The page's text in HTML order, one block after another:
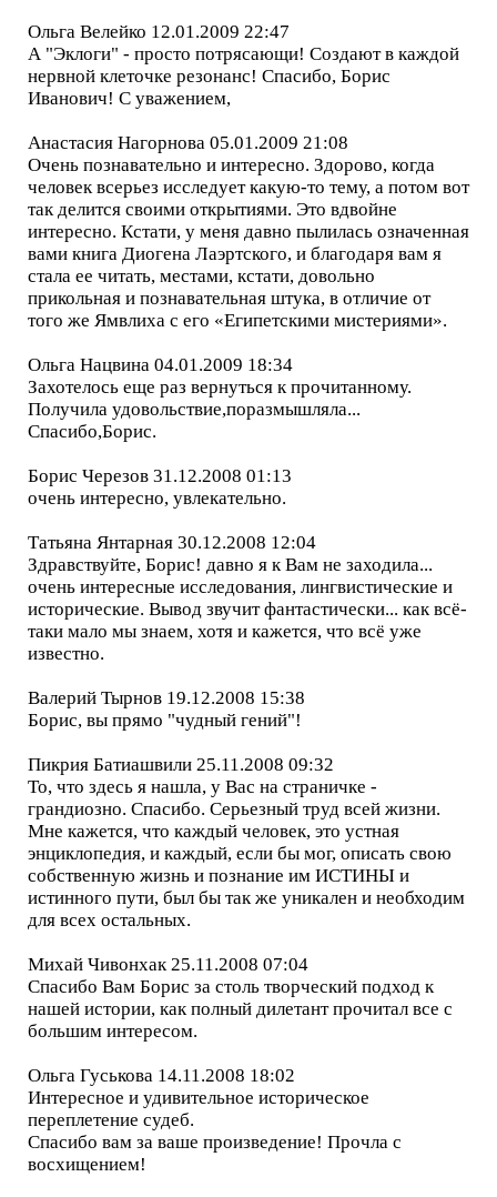
Ольга Велейко 12.01.2009 22:47
А "Эклоги" - просто потрясающи! Создают в каждой
нервной клеточке резонанс! Спасибо, Борис
Иванович! С уважением,
Анастасия Нагорнова 05.01.2009 21:08
Очень познавательно и интересно. Здорово, когда
человек всерьез исследует какую-то тему, а потом вот
так делится своими открытиями. Это вдвойне
интересно. Кстати, у меня давно пылилась означенная
вами книга Диогена Лаэртского, и благодаря вам я
стала ее читать, местами, кстати, довольно
прикольная и познавательная штука, в отличие от
того же Ямвлиха с его «Египетскими мистериями».
Ольга Нацвина 04.01.2009 18:34
Захотелось еще раз вернуться к прочитанному.
Получила удовольствие,поразмышляла...
Спасибо,Борис.
Борис Черезов 31.12.2008 01:13
очень интересно, увлекательно.
Татьяна Янтарная 30.12.2008 12:04
Здравствуйте, Борис! давно я к Вам не заходила...
очень интересные исследования, лингвистические и
исторические. Вывод звучит фантастически... как всё-
таки мало мы знаем, хотя и кажется, что всё уже
известно.
Валерий Тырнов 19.12.2008 15:38
Борис, вы прямо "чудный гений"!
Пикрия Батиашвили 25.11.2008 09:32
То, что здесь я нашла, у Вас на страничке -
грандиозно. Спасибо. Серьезный труд всей жизни.
Мне кажется, что каждый человек, это устная
энциклопедия, и каждый, если бы мог, описать свою
собственную жизнь и познание им ИСТИНЫ и
истинного пути, был бы так же уникален и необходим
для всех остальных.
Михай Чивонхак 25.11.2008 07:04
Спасибо Вам Борис за столь творческий подход к
нашей истории, как полный дилетант прочитал все с
большим интересом.
Ольга Гуськова 14.11.2008 18:02
Интересное и удивительное историческое
переплетение судеб.
Спасибо вам за ваше произведение! Прочла с
восхищением!